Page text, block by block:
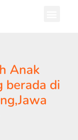
Anak
berada di